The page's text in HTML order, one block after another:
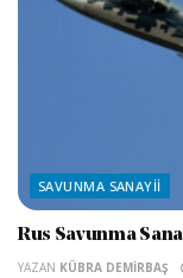
SAVUNMA SANAYII
Rus Savunma
YAZAN KÜBRA DEMIRBAŞ